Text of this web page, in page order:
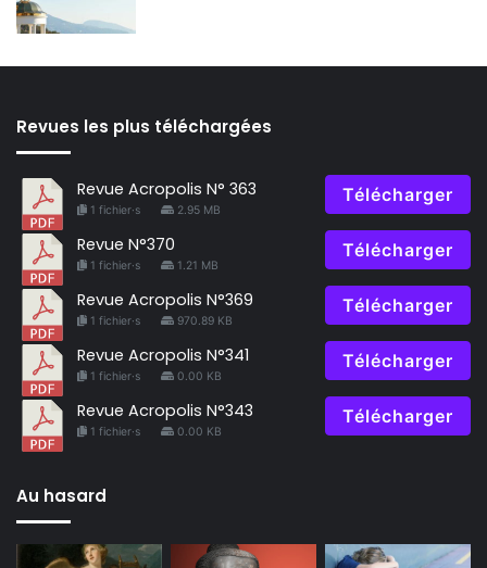
Revues les plus téléchargées
Revue Acropolis N° 363
1 fichier·s 2.95 MB
Télécharger
Revue N°370
1 fichier·s 1.21 MB
Télécharger
Revue Acropolis N°369
1 fichier·s 970.89 KB
Télécharger
Revue Acropolis N°341
1 fichier·s 0.00 KB
Télécharger
Revue Acropolis N°343
1 fichier·s 0.00 KB
Télécharger
Au hasard